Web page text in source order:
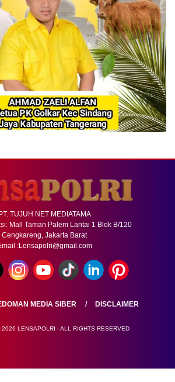
PT. TUJUH NET MEDIATAMA
Mall Taman Palem Lantai 1 Blok B/120
Cengkareng, Jakarta Barat
:Lensapolri@gmail.com
MEDIA SIBER DISCLAIMER
LENSAPOLRI - ALL RIGHTS RESERVED